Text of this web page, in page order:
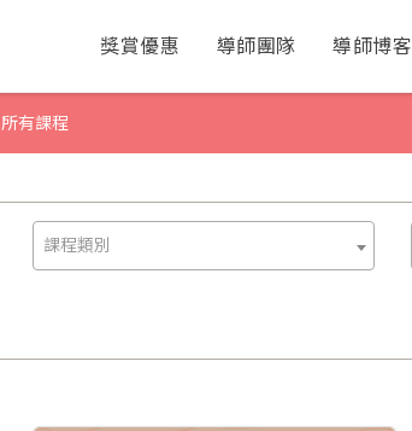
獎賞優惠 導師團隊 導師博客
所有課程
課程類別